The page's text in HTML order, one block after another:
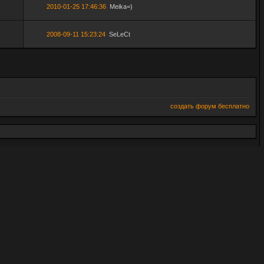
2010-01-25 17:46:36 Meika=)
2008-09-11 15:23:24 SeLeCt
создать форум бесплатно